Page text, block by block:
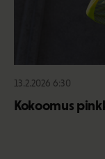
13.2.2026 6:30
Kokoomus